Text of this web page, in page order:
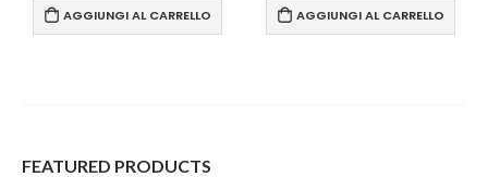
AGGIUNGI AL CARRELLO AGGIUNGI AL CARRELLO
FEATURED PRODUCTS